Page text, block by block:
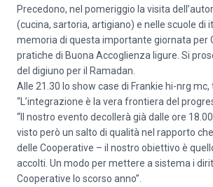
Precedono, nel pomeriggio la visita
(cucina, sartoria, artigiano) e nelle scuole
memoria di questa importante giornata per
pratiche di Buona Accoglienza ligure. Si
del digiuno per il Ramadan.
Alle 21.30 lo show case di Frankie hi-nrg
“L’integrazione è la vera frontiera del
“Il nostro evento decollerà già dalle ore
visto però un salto di qualità nel rapporto
delle Cooperative – il nostro obiettivo è
accolti. Un modo per mettere a sistema i
Cooperative lo scorso anno”.